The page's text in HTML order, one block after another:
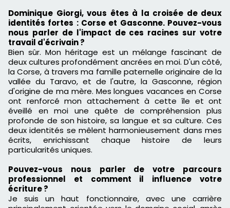
Dominique Giorgi, vous êtes à la croisée de deux
identités fortes : Corse et Gasconne. Pouvez-vous
nous parler de l'impact de ces racines sur votre
travail d'écrivain ?
Bien sûr. Mon héritage est un mélange fascinant de
deux cultures profondément ancrées en moi. D'un côté,
la Corse, à travers ma famille paternelle originaire de la
vallée du Taravo, et de l'autre, la Gasconne, région
d'origine de ma mère. Mes longues vacances en Corse
ont renforcé mon attachement à cette île et ont
éveillé en moi une quête de compréhension plus
profonde de son histoire, sa langue et sa culture. Ces
deux identités se mêlent harmonieusement dans mes
écrits, enrichissant chaque histoire de leurs
particularités uniques.
Pouvez-vous nous parler de votre parcours
professionnel et comment il influence votre
écriture ?
Je suis un haut fonctionnaire, avec une carrière